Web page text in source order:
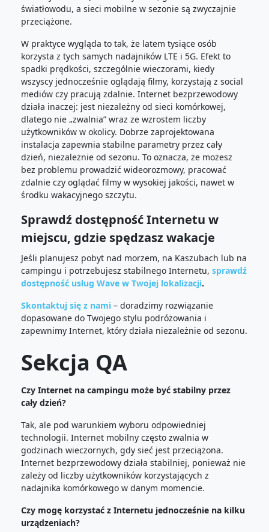
światłowodu, a sieci mobilne w sezonie są zwyczajnie
przeciążone.
W praktyce wygląda to tak, że latem tysiące osób
korzysta z tych samych nadajników LTE i 5G. Efekt to
spadki prędkości, szczególnie wieczorami, kiedy
wszyscy jednocześnie oglądają filmy, korzystają z social
mediów czy pracują zdalnie. Internet bezprzewodowy
działa inaczej: jest niezależny od sieci komórkowej,
dlatego nie „zwalnia” wraz ze wzrostem liczby
użytkowników w okolicy. Dobrze zaprojektowana
instalacja zapewnia stabilne parametry przez cały
dzień, niezależnie od sezonu. To oznacza, że możesz
bez problemu prowadzić wideorozmowy, pracować
zdalnie czy oglądać filmy w wysokiej jakości, nawet w
środku wakacyjnego szczytu.
Sprawdź dostępność Internetu w
miejscu, gdzie spędzasz wakacje
Jeśli planujesz pobyt nad morzem, na Kaszubach lub na
campingu i potrzebujesz stabilnego Internetu, sprawdź
dostępność usług Wave w Twojej lokalizacji.
Skontaktuj się z nami – doradzimy rozwiązanie
dopasowane do Twojego stylu podróżowania i
zapewnimy Internet, który działa niezależnie od sezonu.
Sekcja QA
Czy Internet na campingu może być stabilny przez
cały dzień?
Tak, ale pod warunkiem wyboru odpowiedniej
technologii. Internet mobilny często zwalnia w
godzinach wieczornych, gdy sieć jest przeciążona.
Internet bezprzewodowy działa stabilniej, ponieważ nie
zależy od liczby użytkowników korzystających z
nadajnika komórkowego w danym momencie.
Czy mogę korzystać z Internetu jednocześnie na kilku
urządzeniach?